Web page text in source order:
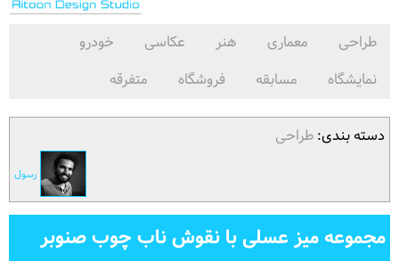
طراحی معماری هنر عکاسی
خودرو
نمایشگاه
مسابقه فروشگاه متفرقه
دسته بندی:طراحی
رسول
مجموعه میز عسلی با نقوش ناب چوب صنوبر